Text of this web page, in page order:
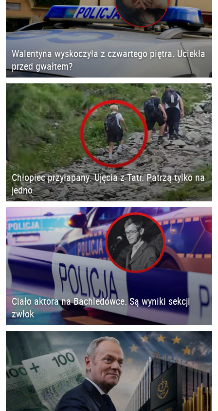
Walentyna wyskoczyła z czwartego piętra. Uciekła
przed gwałtem?
Chłopiec przyłapany. Ujęcia z Tatr. Patrzą tylko na
jedno
Ciało aktora na Bachledówce. Są wyniki sekcji
zwłok